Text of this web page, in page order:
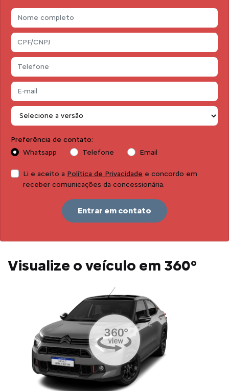
Preferência de contato:
Whatsapp
Telefone Email
Li e aceito a Política de Privacidade e concordo em
receber comunicações da concessionária.
Entrar em contato
Visualize o veículo em 360°